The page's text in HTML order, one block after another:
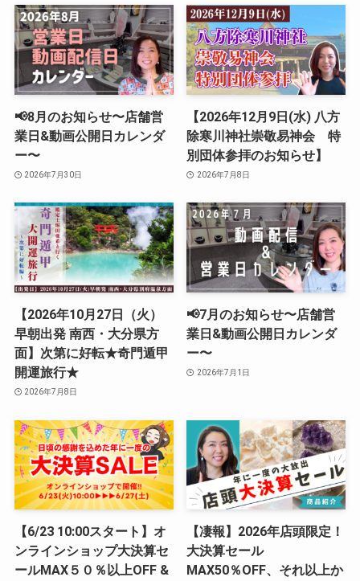
📢8月のお知らせ〜店舗営
業日&動画公開日カレンダ
ー〜
2026年7月30日
【2026年12月9日(水) 八方
除寒川神社崇敬易神会 特
別団体参拝のお知らせ】
2026年7月8日
【2026年10月27日（火）
早朝出発 南西・大分県方
面】次第に好転★奇門遁甲
開運旅行★
2026年7月8日
📢7月のお知らせ〜店舗営
業日&動画公開日カレンダ
ー〜
2026年7月1日
【6/23 10:00スタート】オ
ンラインショップ大決算セ
ールMAX５０％以上OFF &
【凄報】2026年店頭限定！
大決算セール
MAX50％OFF、それ以上か